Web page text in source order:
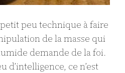
peu technique à faire
de la masse qui
demande de la foi.
d’intelligence, ce n’est